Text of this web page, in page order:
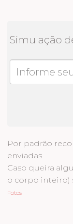
Simulação
Por padrão
enviadas.
Caso queira
o corpo inteiro)
Fotos